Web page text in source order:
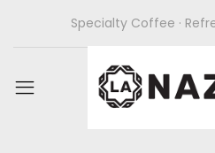
Specialty Coffee ·